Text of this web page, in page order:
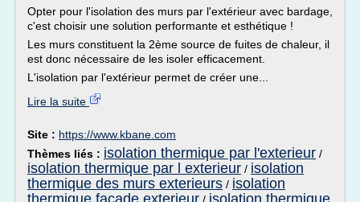
Opter pour l'isolation des murs par l'extérieur avec bardage,
c'est choisir une solution performante et esthétique !
Les murs constituent la 2ème source de fuites de chaleur, il
est donc nécessaire de les isoler efficacement.
L'isolation par l'extérieur permet de créer une...
Lire la suite
Site : https://www.kbane.com
Thèmes liés : isolation thermique par l'exterieur /
isolation thermique par l exterieur / isolation
thermique des murs exterieurs / isolation
thermique facade exterieur
isolation thermique